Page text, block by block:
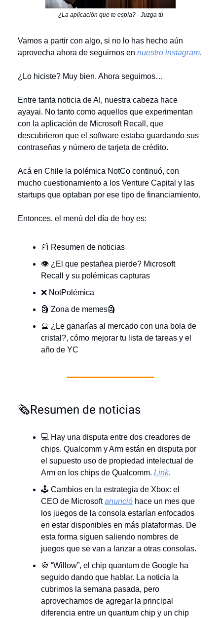
¿La aplicación que te espía? - Juzga tú
Vamos a partir con algo, si no lo has hecho aún
aprovecha ahora de seguirnos en nuestro instagram.
¿Lo hiciste? Muy bien. Ahora seguimos…
Entre tanta noticia de AI, nuestra cabeza hace
ayayai. No tanto como aquellos que experimentan
con la aplicación de Microsoft Recall, que
descubrieron que el software estaba guardando sus
contraseñas y número de tarjeta de crédito.
Acá en Chile la polémica NotCo continuó, con
mucho cuestionamiento a los Venture Capital y las
startups que optaban por ese tipo de financiamiento.
Entonces, el menú del día de hoy es:
📰 Resumen de noticias
👁️ ¿El que pestañea pierde? Microsoft
Recall y su polémicas capturas
❌ NotPolémica
🗿 Zona de memes🗿
🔮 ¿Le ganarías al mercado con una bola de
cristal?, cómo mejorar tu lista de tareas y el
año de YC
🗞️Resumen de noticias
💻 Hay una disputa entre dos creadores de
chips. Qualcomm y Arm están en disputa por
el supuesto uso de propiedad intelectual de
Arm en los chips de Qualcomm. Link.
🕹️ Cambios en la estrategia de Xbox: el
CEO de Microsoftanunció hace un mes que
los juegos de la consola estarían enfocados
en estar disponibles en más plataformas. De
esta forma siguen saliendo nombres de
juegos que se van a lanzar a otras consolas.
🍪 “Willow”, el chip quantum de Google ha
seguido dando que hablar. La noticia la
cubrimos la semana pasada, pero
aprovechamos de agregar la principal
diferencia entre un quantum chip y un chip